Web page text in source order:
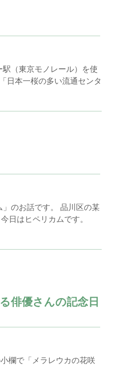
（東京モノレール）を使
日本一桜の多い流通センタ
のお話です。 品川区の某
今日はヒペリカムです。
俳優さんの記念日
欄で「メラレウカの花咲